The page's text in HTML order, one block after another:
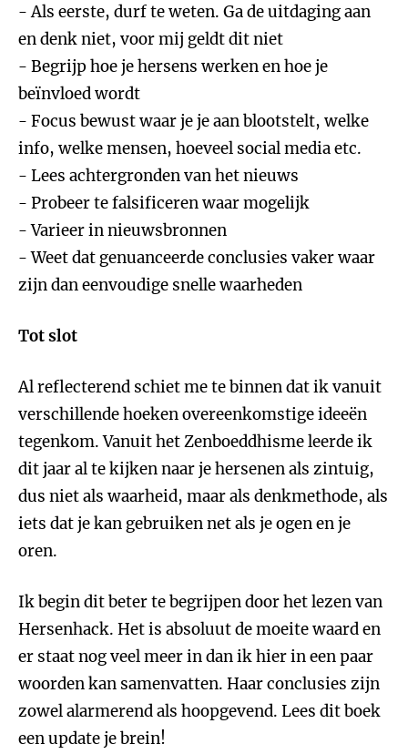
- Als eerste, durf te weten. Ga de uitdaging aan
en denk niet, voor mij geldt dit niet
- Begrijp hoe je hersens werken en hoe je
beïnvloed wordt
- Focus bewust waar je je aan blootstelt, welke
info, welke mensen, hoeveel social media etc.
- Lees achtergronden van het nieuws
- Probeer te falsificeren waar mogelijk
- Varieer in nieuwsbronnen
- Weet dat genuanceerde conclusies vaker waar
zijn dan eenvoudige snelle waarheden
Tot slot
Al reflecterend schiet me te binnen dat ik vanuit
verschillende hoeken overeenkomstige ideeën
tegenkom. Vanuit het Zenboeddhisme leerde ik
dit jaar al te kijken naar je hersenen als zintuig,
dus niet als waarheid, maar als denkmethode, als
iets dat je kan gebruiken net als je ogen en je
oren.
Ik begin dit beter te begrijpen door het lezen van
Hersenhack. Het is absoluut de moeite waard en
er staat nog veel meer in dan ik hier in een paar
woorden kan samenvatten. Haar conclusies zijn
zowel alarmerend als hoopgevend. Lees dit boek
een update je brein!